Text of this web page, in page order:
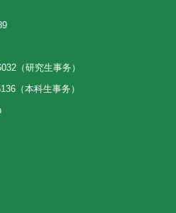
（研究生事务）
（本科生事务）